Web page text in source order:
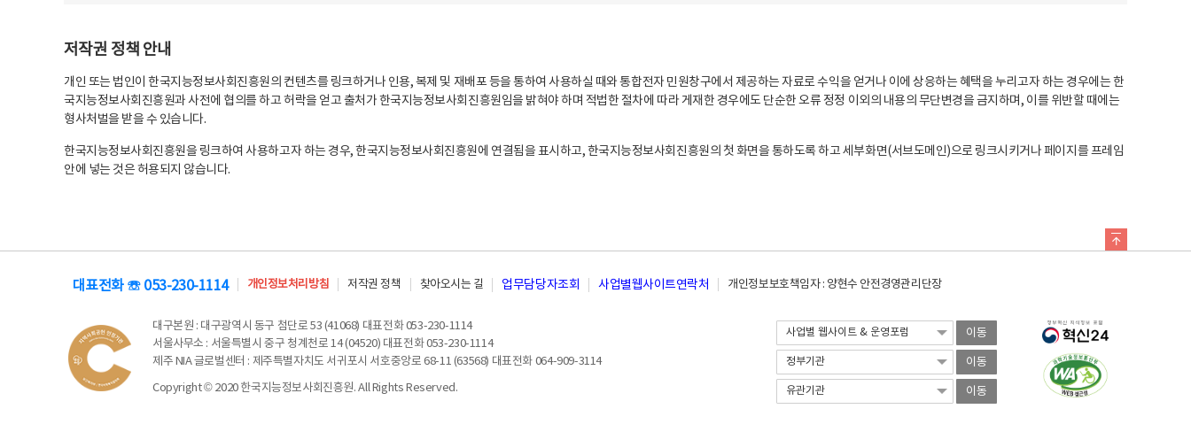
저작권 정책 안내
개인 또는 법인이 한국지능정보사회진흥원의 컨텐츠를 링크하거나 인용, 복제 및 재배포 등을 통하여 사용하실 때와 통합전자 민원창구에서 제공하는 자료로 수익을 얻거나 이에 상응하는 혜택을 누리고자 하는 경우에는 한
국지능정보사회진흥원과 사전에 협의를 하고 허락을 얻고 출처가 한국지능정보사회진흥원임을 밝혀야 하며 적법한 절차에 따라 게재한 경우에도 단순한 오류 정정 이외의 내용의 무단변경을 금지하며, 이를 위반할 때에는
형사처벌을 받을 수 있습니다.
한국지능정보사회진흥원을 링크하여 사용하고자 하는 경우, 한국지능정보사회진흥원에 연결됨을 표시하고, 한국지능정보사회진흥원의 첫 화면을 통하도록 하고 세부화면(서브도메인)으로 링크시키거나 페이지를 프레임
안에 넣는 것은 허용되지 않습니다.
대표전화 ☏ 053-230-1114 개인정보처리방침 저작권 정책 찾아오시는 길 업무담당자조회 사업별웹사이트연락처 개인정보보호책임자 : 양현수 안전경영관리단장
대구본원 : 대구광역시 동구 첨단로 53 (41068) 대표전화 053-230-1114
서울사무소 : 서울특별시 중구 청계천로 14 (04520) 대표전화 053-230-1114
제주 NIA 글로벌센터 : 제주특별자치도 서귀포시 서호중앙로 68-11 (63568) 대표전화 064-909-3114
Copyright © 2020 한국지능정보사회진흥원. All Rights Reserved.
이동
이동
이동